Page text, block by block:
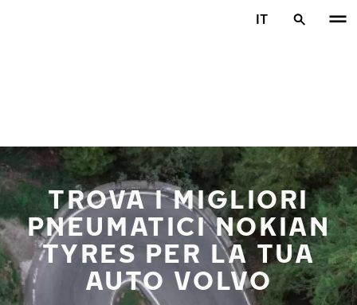
IT
TROVA I MIGLIORI
PNEUMATICI NOKIAN
TYRES PER LA TUA
AUTO VOLVO